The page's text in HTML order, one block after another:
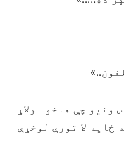
ونیو چې هاخوا ولاړ
ځایه لا تورې لوخړې